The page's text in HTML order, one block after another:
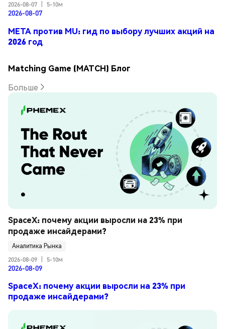
2026-08-07
5-10м
2026-08-07
META против MU: гид по выбору лучших акций на
2026 год
Matching Game (MATCH) Блог
Больше
SpaceX: почему акции выросли на 23% при
продаже инсайдерами?
Аналитика Рынка
2026-08-09
5-10м
2026-08-09
SpaceX: почему акции выросли на 23% при
продаже инсайдерами?